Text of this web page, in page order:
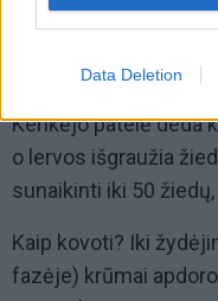
Data Deletion
Pumpurai
pažeidimų pėdsakai.
Kenkėjo patelė deda
o lervos išgraužia
sunaikinti iki 50
Kaip kovoti? Iki
fazėje) krūmai